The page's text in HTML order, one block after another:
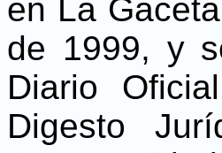
en La
de 1999, y
Diario
Digesto